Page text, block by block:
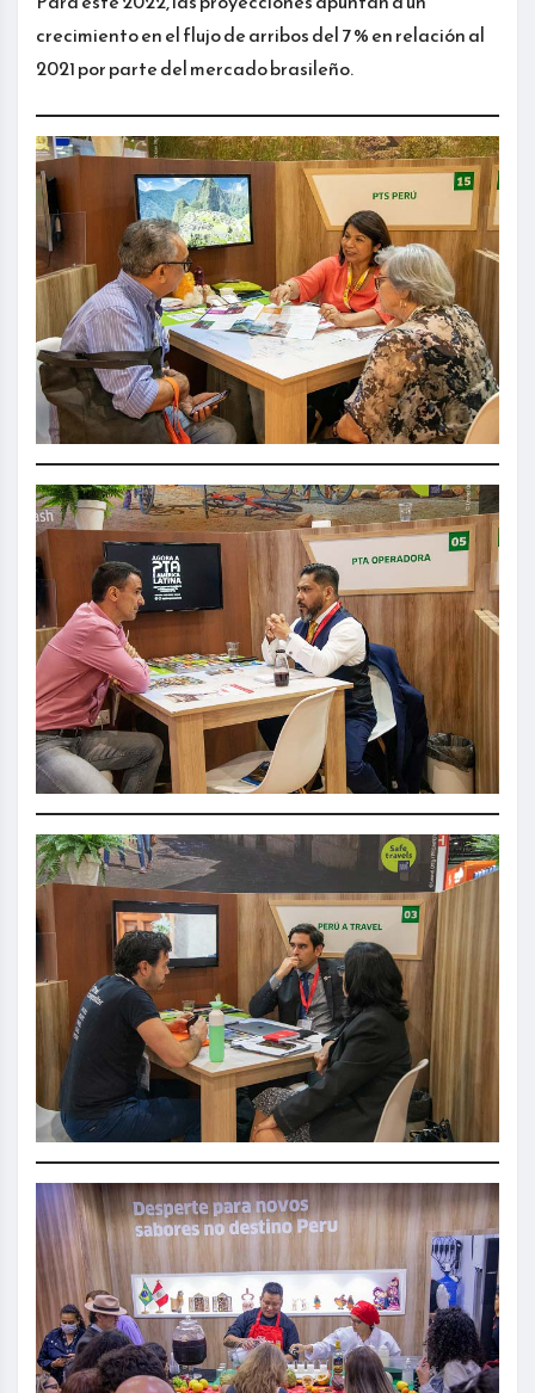
crecimiento en el flujo de arribos del 7 % en relación al
2021 por parte del mercado brasileño.